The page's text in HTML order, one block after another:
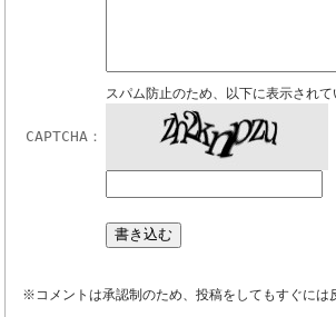
CAPTCHA：
スパム防止のため、以下に表示され
※コメントは承認制のため、投稿をしてもすぐには